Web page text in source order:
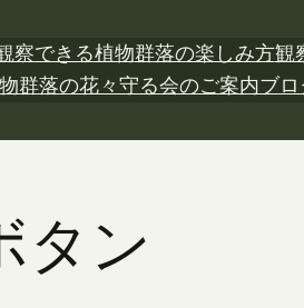
察できる植物群落の楽しみ方観
群落の花々守る会のご案内ブ
タン